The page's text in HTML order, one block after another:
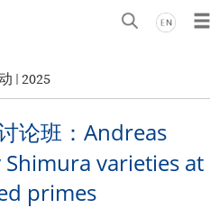
2025
论班：Andreas
varieties at
primes